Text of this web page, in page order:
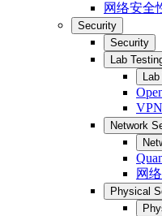
网络安全
Security
Security
Lab
Network
网
Physical